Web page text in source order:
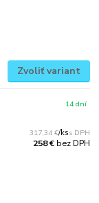
Zvoliť variant
317,34 €/ks
258 €bez DPH
14 dní